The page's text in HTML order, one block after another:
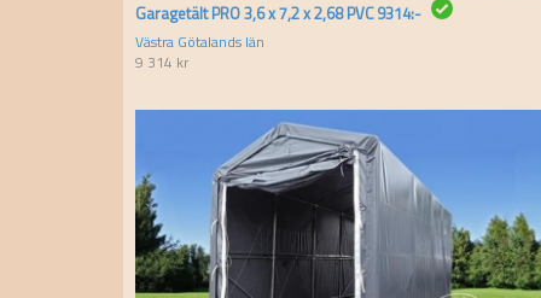
Garagetält PRO 3,6 x 7,2 x 2,68 PVC 9314:-
Västra Götalands län
9 314 kr